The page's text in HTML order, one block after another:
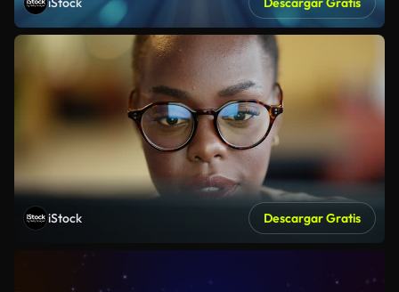
iStock Descargar Gratis